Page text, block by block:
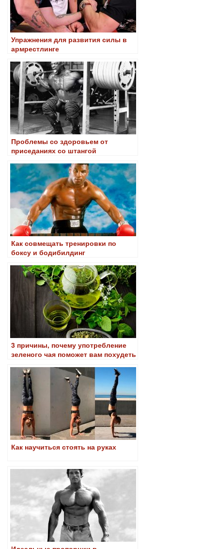
Упражнения для развития силы в
армрестлинге
Проблемы со здоровьем от
приседаниях со штангой
Как совмещать тренировки по
боксу и бодибилдинг
3 причины, почему употребление
зеленого чая поможет вам похудеть
Как научиться стоять на руках